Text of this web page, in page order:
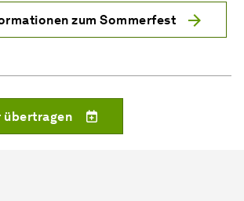
zum Sommerfest
übertragen